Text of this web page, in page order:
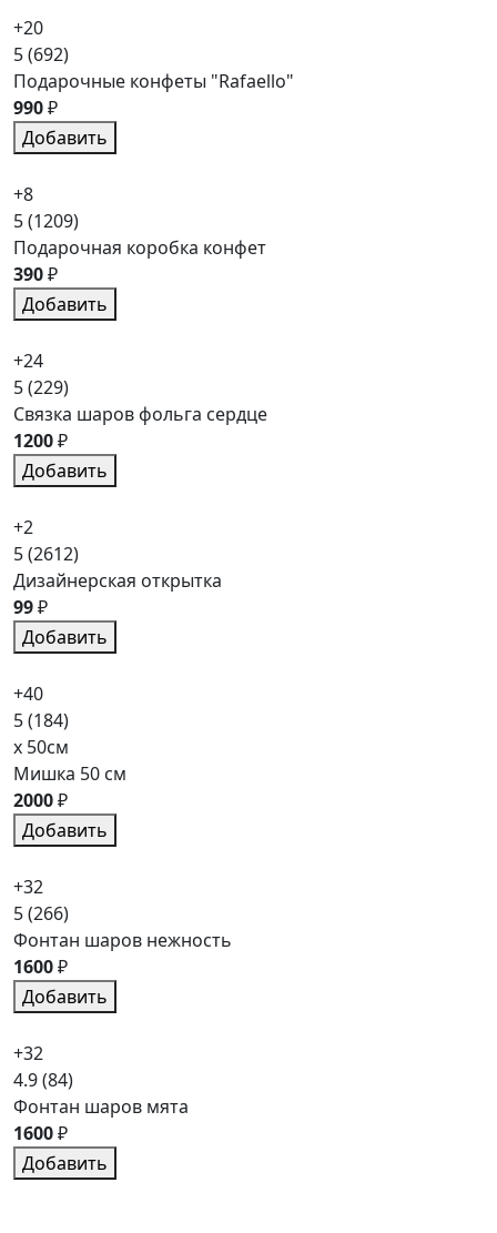
+20
5(692)
Подарочные конфеты "Rafaello"
990₽
Добавить
+8
5(1209)
Подарочная коробка конфет
390₽
Добавить
+24
5(229)
Связка шаров фольга сердце
1200₽
Добавить
+2
5(2612)
Дизайнерская открытка
99₽
Добавить
+40
5(184)
x 50см
Мишка 50 см
2000₽
Добавить
+32
5(266)
Фонтан шаров нежность
1600₽
Добавить
+32
4.9(84)
Фонтан шаров мята
1600₽
Добавить